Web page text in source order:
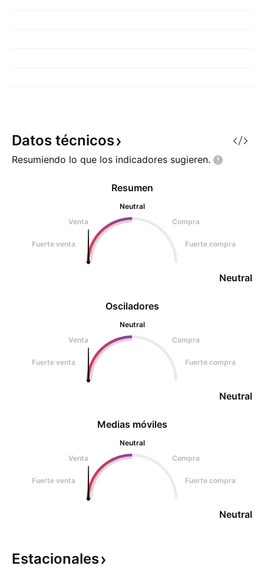
Datos técnicos
Resumiendo lo que los indicadores sugieren.
Osciladores
Neutral
Venta
Compra
Fuerte venta Fuerte compra
Neutral
Resumen
Neutral
Venta
Compra
Fuerte venta Fuerte compra
Neutral
Medias móviles
Neutral
Venta
Compra
Fuerte venta Fuerte compra
Neutral
Estacionales